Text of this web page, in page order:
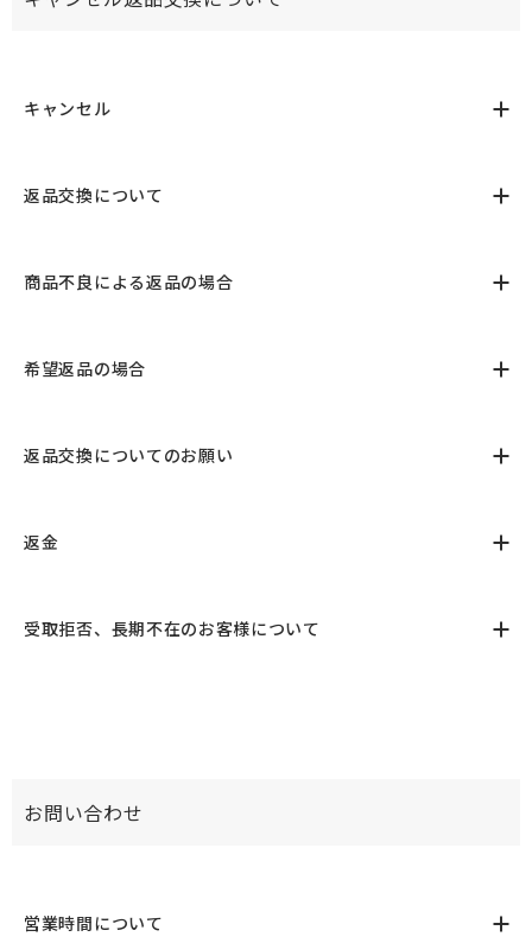
キャンセル
返品交換について
商品不良による返品の場合
希望返品の場合
返品交換についてのお願い
返金
受取拒否、長期不在のお客様について
お問い合わせ
営業時間について